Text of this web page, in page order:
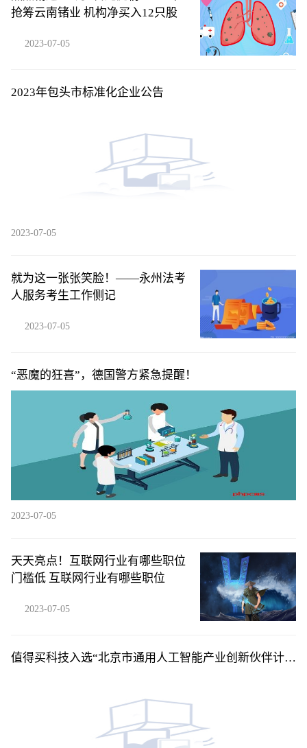
抢筹云南锗业 机构净买入12只股
2023-07-05
2023年包头市标准化企业公告
2023-07-05
就为这一张张笑脸！——永州法考
人服务考生工作侧记
2023-07-05
“恶魔的狂喜”，德国警方紧急提醒！
2023-07-05
天天亮点！互联网行业有哪些职位
门槛低 互联网行业有哪些职位
2023-07-05
值得买科技入选“北京市通用人工智能产业创新伙伴计